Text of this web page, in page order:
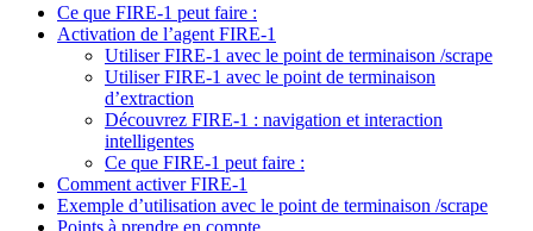
Ce que FIRE-1 peut faire :
Activation de l’agent FIRE-1
Utiliser FIRE-1 avec le point de terminaison /scrape
Utiliser FIRE-1 avec le point de terminaison
d’extraction
Découvrez FIRE-1 : navigation et interaction
intelligentes
Ce que FIRE-1 peut faire :
Comment activer FIRE-1
Exemple d’utilisation avec le point de terminaison /scrape
Points à prendre en compte